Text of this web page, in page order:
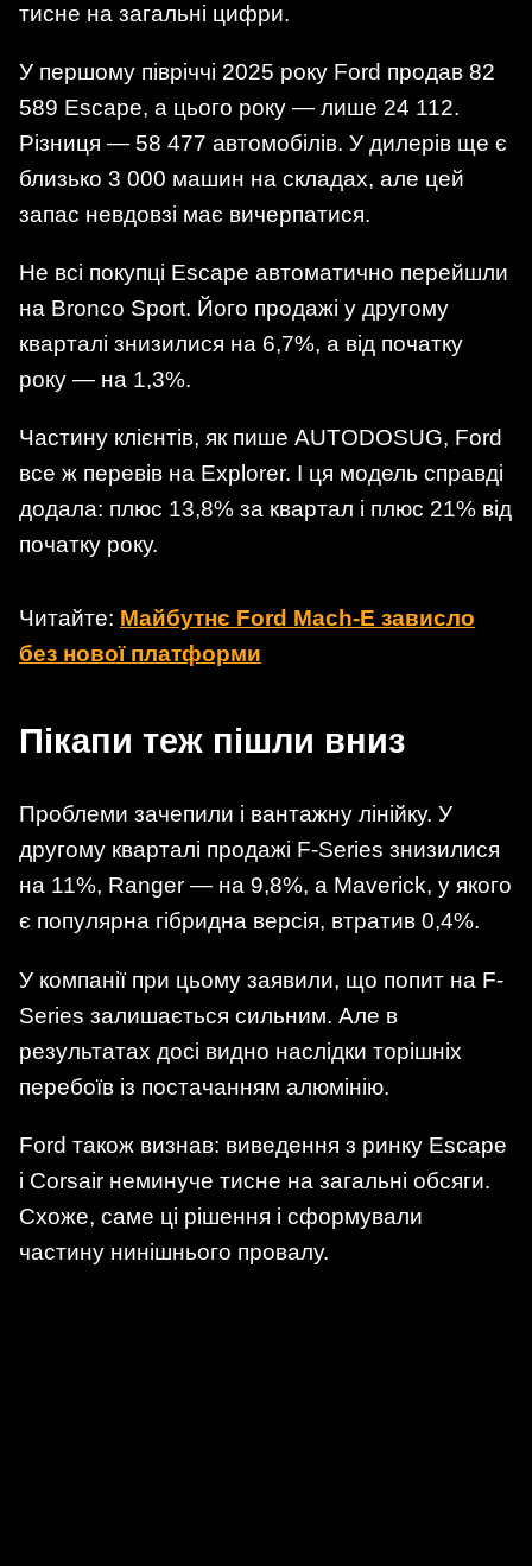
тисне на загальні цифри.
У першому півріччі 2025 року Ford продав 82
589 Escape, а цього року — лише 24 112.
Різниця — 58 477 автомобілів. У дилерів ще є
близько 3 000 машин на складах, але цей
запас невдовзі має вичерпатися.
Не всі покупці Escape автоматично перейшли
на Bronco Sport. Його продажі у другому
кварталі знизилися на 6,7%, а від початку
року — на 1,3%.
Частину клієнтів, як пише AUTODOSUG, Ford
все ж перевів на Explorer. І ця модель справді
додала: плюс 13,8% за квартал і плюс 21% від
початку року.
Читайте: Майбутнє Ford Mach-E зависло
без нової платформи
Пікапи теж пішли вниз
Проблеми зачепили і вантажну лінійку. У
другому кварталі продажі F-Series знизилися
на 11%, Ranger — на 9,8%, а Maverick, у якого
є популярна гібридна версія, втратив 0,4%.
У компанії при цьому заявили, що попит на F-
Series залишається сильним. Але в
результатах досі видно наслідки торішніх
перебоїв із постачанням алюмінію.
Ford також визнав: виведення з ринку Escape
і Corsair неминуче тисне на загальні обсяги.
Схоже, саме ці рішення і сформували
частину нинішнього провалу.